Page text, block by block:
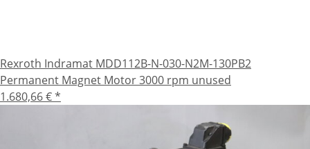
Rexroth Indramat MDD112B-N-030-N2M-130PB2
Permanent Magnet Motor 3000 rpm unused
1.680,66 €*